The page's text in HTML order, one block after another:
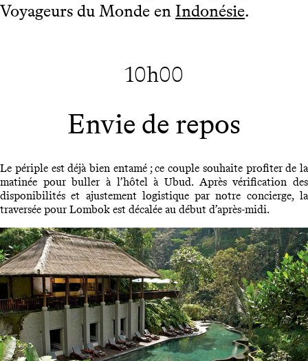
Voyageurs du Monde en Indonésie.
10h00
Envie de repos
Le périple est déjà bien entamé ; ce couple souhaite profiter de la
matinée pour buller à l’hôtel à Ubud. Après vérification des
disponibilités et ajustement logistique par notre concierge, la
traversée pour Lombok est décalée au début d’après-midi.